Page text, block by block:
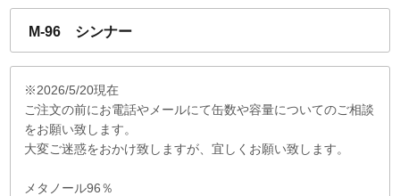
M-96 シンナー
※2026/5/20現在
ご注文の前にお電話やメールにて缶数や容量についてのご相談
をお願い致します。
大変ご迷惑をおかけ致しますが、宜しくお願い致します。
メタノール96％